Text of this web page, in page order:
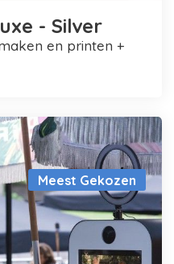
- Silver
Meest Gekozen